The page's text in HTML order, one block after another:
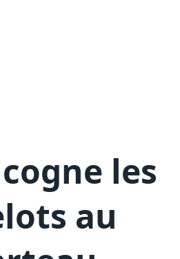
cogne les
au